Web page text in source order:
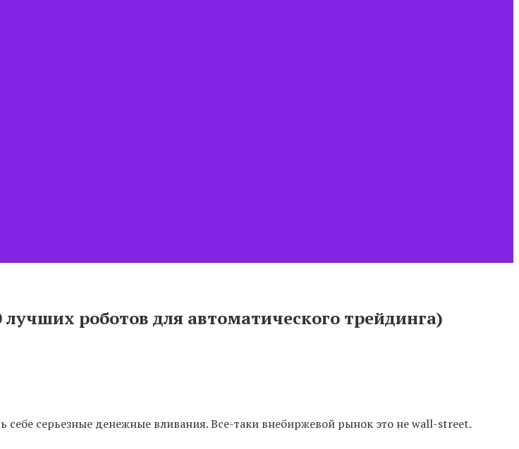
роботов для автоматического трейдинга)
себе серьезные денежные вливания. Все-таки внебиржевой рынок это не wall-street.